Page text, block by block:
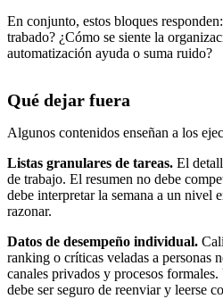
En conjunto, estos bloques
trabado? ¿Cómo se siente la
automatización ayuda o suma ruido?
Qué dejar fuera
Algunos contenidos enseñan a los
Listas granulares de tareas. El
de trabajo. El resumen no debe
debe interpretar la semana a un nivel
razonar.
Datos de desempeño individual.
ranking o críticas veladas a personas
canales privados y procesos
debe ser seguro de reenviar y leerse